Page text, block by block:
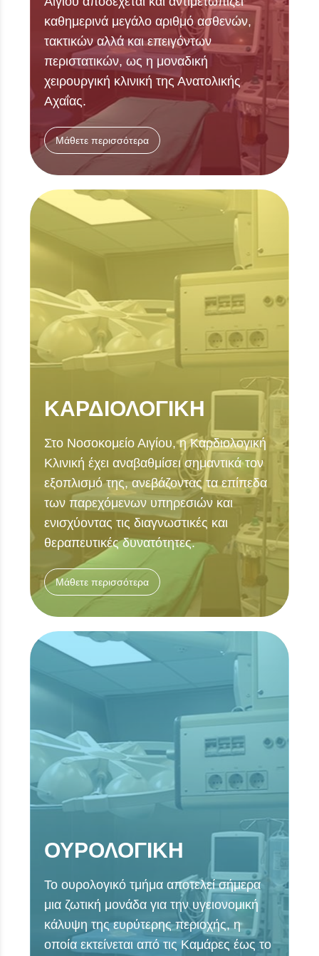
καθημερινά μεγάλο αριθμό ασθενών,
τακτικών αλλά και επειγόντων
περιστατικών, ως η μοναδική
χειρουργική κλινική της Ανατολικής
Αχαΐας.
Μάθετε περισσότερα
ΚΑΡΔΙΟΛΟΓΙΚH
Στο Νοσοκομείο Αιγίου, η Καρδιολογική
Κλινική έχει αναβαθμίσει σημαντικά τον
εξοπλισμό της, ανεβάζοντας τα επίπεδα
των παρεχόμενων υπηρεσιών και
ενισχύοντας τις διαγνωστικές και
θεραπευτικές δυνατότητες.
Μάθετε περισσότερα
ΟΥΡΟΛΟΓΙΚΗ
Το ουρολογικό τμήμα αποτελεί σήμερα
μια ζωτική μονάδα για την υγειονομική
κάλυψη της ευρύτερης περιοχής, η
οποία εκτείνεται από τις Καμάρες έως το